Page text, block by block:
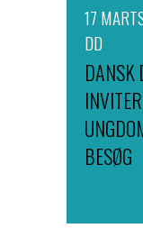
17
DD
DANSK
BESØG